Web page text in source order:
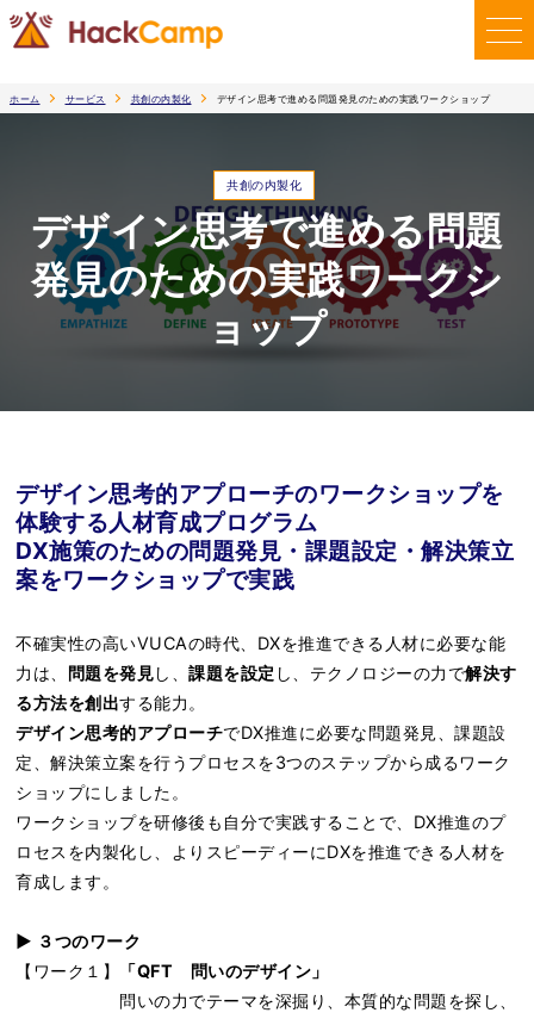
ホーム サービス 共創の内製化 デザイン思考で進める問題発見のための実践ワークショップ
共創の内製化
デザイン思考で進める問題
発見のための実践ワークシ
ョップ
デザイン思考的アプローチのワークショップを
体験する人材育成プログラム
DX施策のための問題発見・課題設定・解決策立
案をワークショップで実践
不確実性の高いVUCAの時代、DXを推進できる人材に必要な能
力は、 問題を発見し、課題を設定 し、テクノロジーの力で解決す
る方法を創出する能力。
デザイン思考的アプローチでDX推進に必要な問題発見、課題設
定、解決策立案を行うプロセスを3つのステップから成るワーク
ショップにしました。
ワークショップを研修後も自分で実践することで、DX推進のプ
ロセスを内製化し、よりスピーディーにDXを推進できる人材を
育成します。
▶︎ ３つのワーク
【ワーク１】
「QFT 問いのデザイン」
問いの力でテーマを深掘り、本質的な問題を探し、